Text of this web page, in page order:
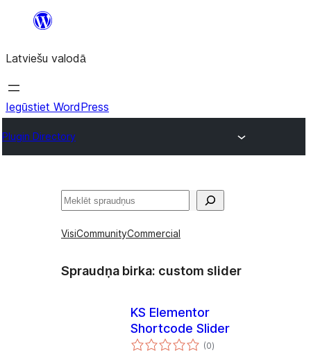
Pāriet
saturu
Latviešu valodā
Iegūstiet WordPress
Plugin Directory
Meklēt
VisiCommunityCommercial
Spraudņa birka: custom slider
KS Elementor
Shortcode Slider
(0vērtējumu
kopsumma
)